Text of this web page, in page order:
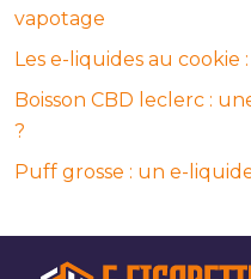
vapotage
Les e-liquides au
Boisson CBD leclerc :
?
Puff grosse : un e-